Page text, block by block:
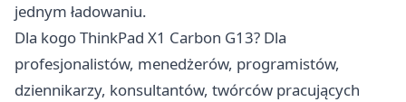
jednym ładowaniu.
Dla kogo ThinkPad X1 Carbon G13? Dla
profesjonalistów, menedżerów, programistów,
dziennikarzy, konsultantów, twórców pracujących